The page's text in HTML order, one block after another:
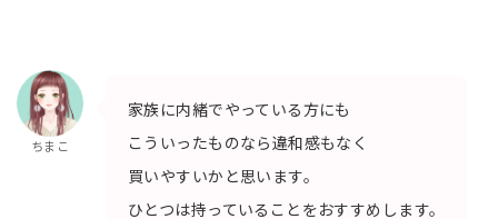
ちまこ
家族に内緒でやっている方にも
こういったものなら違和感もなく
買いやすいかと思います。
ひとつは持っていることをおすすめします。